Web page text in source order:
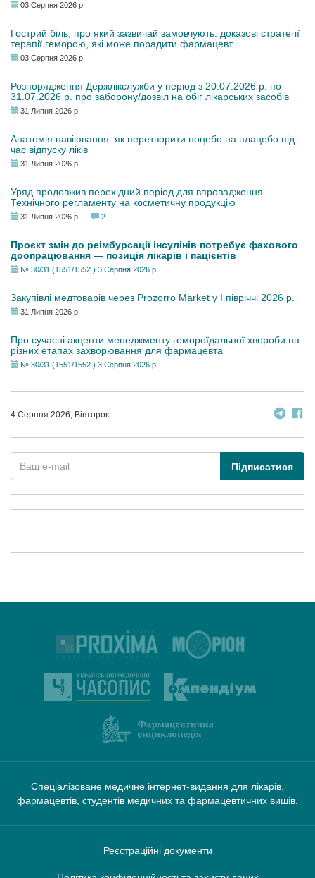
03 Серпня 2026 р.
Гострий біль, про який зазвичай замовчують: доказові стратегії
терапії геморою, які може порадити фармацевт
03 Серпня 2026 р.
Розпорядження Держлікслужби у період з 20.07.2026 р. по
31.07.2026 р. про заборону/дозвіл на обіг лікарських засобів
31 Липня 2026 р.
Анатомія навіювання: як перетворити ноцебо на плацебо під
час відпуску ліків
31 Липня 2026 р.
Уряд продовжив перехідний період для впровадження
Технічного регламенту на косметичну продукцію
31 Липня 2026 р. 2
Проєкт змін до реімбурсації інсулінів потребує фахового
доопрацювання — позиція лікарів і пацієнтів
№ 30/31 (1551/1552 ) 3 Серпня 2026 р.
Закупівлі медтоварів через Prozorro Market у I півріччі 2026 р.
31 Липня 2026 р.
Про сучасні акценти менеджменту гемороїдальної хвороби на
різних етапах захворювання для фармацевта
№ 30/31 (1551/1552 ) 3 Серпня 2026 р.
4 Серпня 2026, Вівторок
Підписатися
Спеціалізоване медичне інтернет-видання для лікарів,
фармацевтів, студентів медичних та фармацевтичних вишів.
Реєстраційні документи